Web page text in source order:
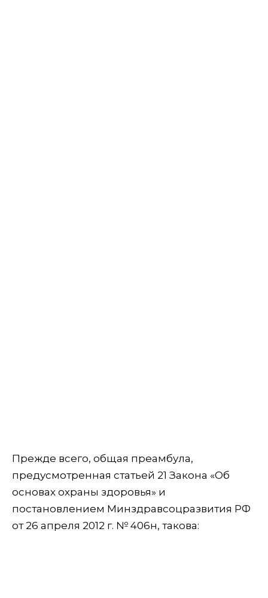
Прежде всего, общая преамбула,
предусмотренная статьей 21 Закона «Об
основах охраны здоровья» и
постановлением Минздравсоцразвития РФ
от 26 апреля 2012 г. № 406н, такова: